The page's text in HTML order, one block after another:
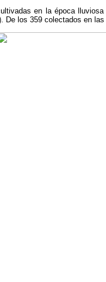
en la época
De los 359 colectados en